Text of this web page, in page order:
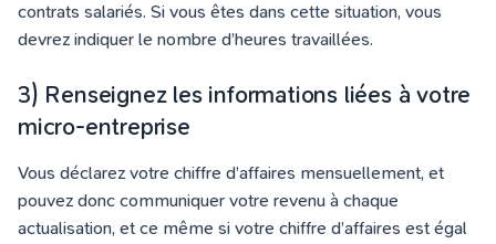
contrats salariés. Si vous êtes dans cette situation, vous
devrez indiquer le nombre d’heures travaillées.
3) Renseignez les informations liées à votre
micro-entreprise
Vous déclarez votre chiffre d’affaires mensuellement, et
pouvez donc communiquer votre revenu à chaque
actualisation, et ce même si votre chiffre d’affaires est égal